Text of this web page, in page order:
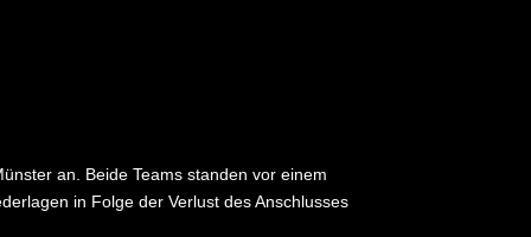
an. Beide Teams standen vor einem
in Folge der Verlust des Anschlusses